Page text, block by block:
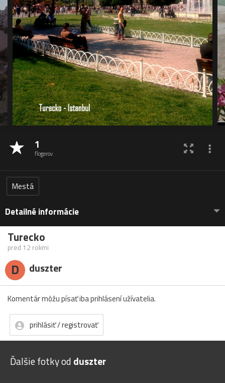
1
flogerov
Mestá
Detailné informácie
Turecko
pred 12 rokmi
D duszter
Komentár môžu písať iba prihlásení užívatelia.
prihlásiť / registrovať
Ďalšie fotky od duszter